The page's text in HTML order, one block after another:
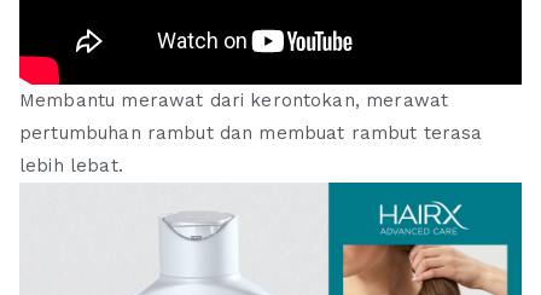
Membantu merawat dari kerontokan, merawat
pertumbuhan rambut dan membuat rambut terasa
lebih lebat.